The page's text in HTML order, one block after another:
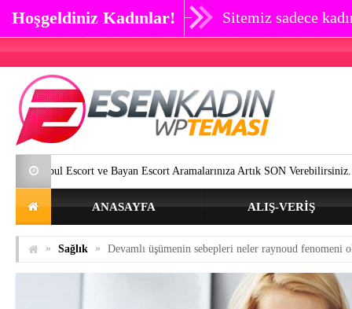
Hoşgeldiniz Kadınlar! Sitemiz sadece
ve Bayan Escort Aramalarınıza Artık SON Verebilirsiniz. Göz
ANASAYFA ALIŞ-VERIŞ
» Sağlık » Devamlı üşümenin sebepleri neler raynoud fenomeni